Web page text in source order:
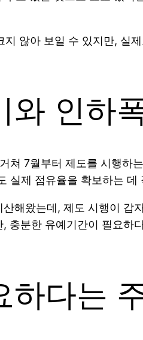
않아 보일 수 있지만, 실
와 인하
7월부터 제도를 시행하
제 점유율을 확보하는
해왔는데, 제도 시행이 갑
분한 유예기간이 필요하
하다는